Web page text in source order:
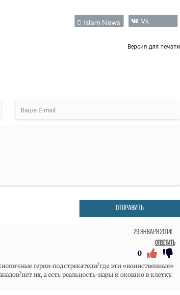
Islam News Vk
Версия для печати
ОТПРАВИТЬ
29 Января 2014г.
Ответить
0
герои-подстрекатели?где эти «воинственные»
их, а есть реальность-нары и окошко в клетку.